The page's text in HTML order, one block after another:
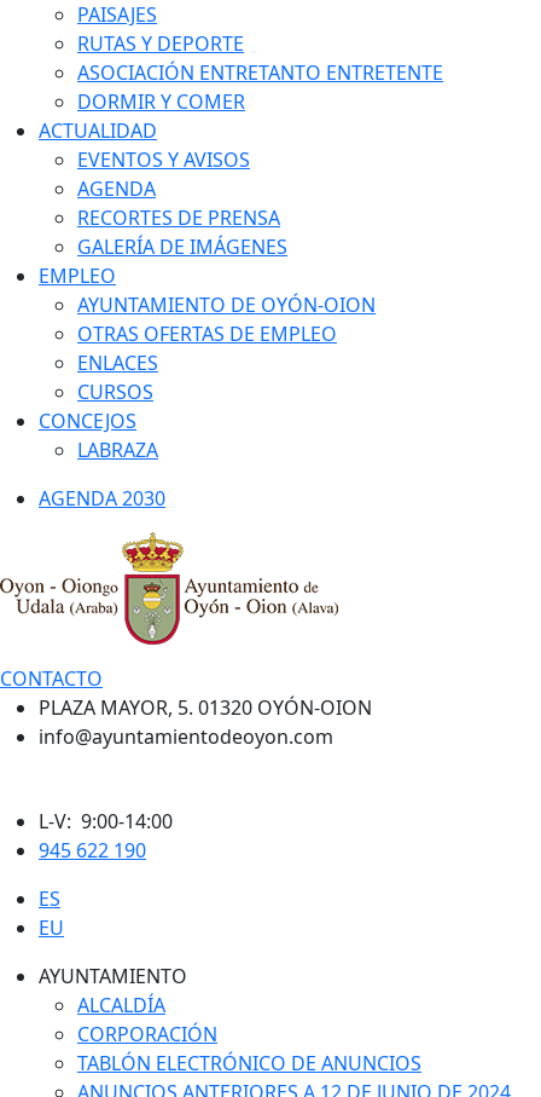
PAISAJES
RUTAS Y DEPORTE
ASOCIACIÓN ENTRETANTO ENTRETENTE
DORMIR Y COMER
ACTUALIDAD
EVENTOS Y AVISOS
AGENDA
RECORTES DE PRENSA
GALERÍA DE IMÁGENES
EMPLEO
AYUNTAMIENTO DE OYÓN-OION
OTRAS OFERTAS DE EMPLEO
ENLACES
CURSOS
CONCEJOS
LABRAZA
AGENDA 2030
CONTACTO
PLAZA MAYOR, 5. 01320 OYÓN-OION
info@ayuntamientodeoyon.com
L-V: 9:00-14:00
945 622 190
ES
EU
AYUNTAMIENTO
ALCALDÍA
CORPORACIÓN
TABLÓN ELECTRÓNICO DE ANUNCIOS